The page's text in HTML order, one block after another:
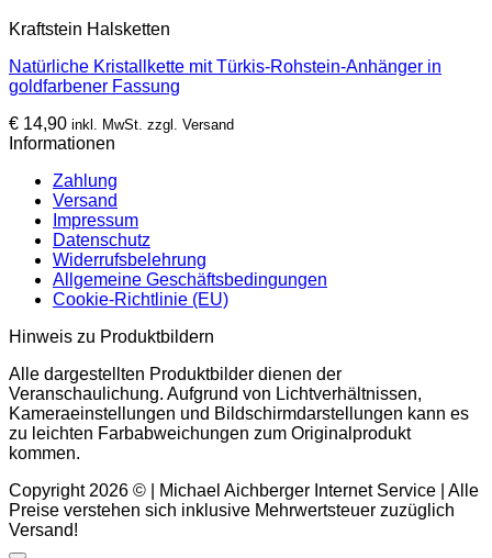
Kraftstein Halsketten
Natürliche Kristallkette mit Türkis-Rohstein-Anhänger in
goldfarbener Fassung
€ 14,90 inkl. MwSt. zzgl. Versand
Informationen
Zahlung
Versand
Impressum
Datenschutz
Widerrufsbelehrung
Allgemeine Geschäftsbedingungen
Cookie-Richtlinie (EU)
Hinweis zu Produktbildern
Alle dargestellten Produktbilder dienen der
Veranschaulichung. Aufgrund von Lichtverhältnissen,
Kameraeinstellungen und Bildschirmdarstellungen kann es
zu leichten Farbabweichungen zum Originalprodukt
kommen.
Copyright 2026 © | Michael Aichberger Internet Service | Alle
Preise verstehen sich inklusive Mehrwertsteuer zuzüglich
Versand!